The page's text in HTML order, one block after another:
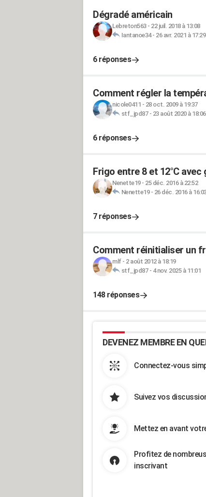
Dégradé américain
Lebreton563- 22 juil. 2018 à 13:08
Iantanoe34- 26 avr. 2021 à 17:29
6 réponses
Comment régler la
nicole0411 - 28 oct. 2009 à 19:37
stf_jpd87- 23 août 2020 à 18:06
6 réponses
Frigo entre 8 et 12°C
Nenette19- 25 déc. 2016 à 22:52
Nenette19- 26 déc. 2016 à
7 réponses
Comment réinitialiser un
mlf- 2 août 2012 à 18:19
stf_jpd87- 4 nov. 2025 à 11:01
148 réponses
DEVENEZ MEMBRE EN
Connectez-vous
Suivez vos
Mettez en avant
Profitez de
inscrivant